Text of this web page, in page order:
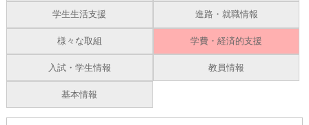
学生生活支援 進路・就職情報
様々な取組 学費・経済的支援
入試・学生情報 教員情報
基本情報